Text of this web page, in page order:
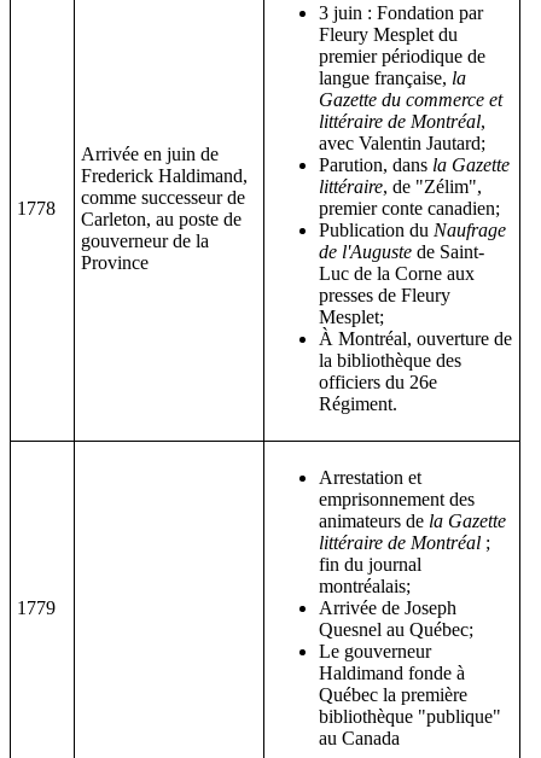
1778
Arrivée en juin de
Frederick Haldimand,
comme successeur de
Carleton, au poste de
gouverneur de la
Province
3 juin : Fondation par
Fleury Mesplet du
premier périodique de
langue française, la
Gazette du commerce et
littéraire de Montréal,
avec Valentin Jautard;
Parution, dans la Gazette
littéraire, de "Zélim",
premier conte canadien;
Publication du Naufrage
de l'Auguste de Saint-
Luc de la Corne aux
presses de Fleury
Mesplet;
À Montréal, ouverture de
la bibliothèque des
officiers du 26e
Régiment.
1779
Arrestation et
emprisonnement des
animateurs de la Gazette
littéraire de Montréal ;
fin du journal
montréalais;
Arrivée de Joseph
Quesnel au Québec;
Le gouverneur
Haldimand fonde à
Québec la première
bibliothèque "publique"
au Canada